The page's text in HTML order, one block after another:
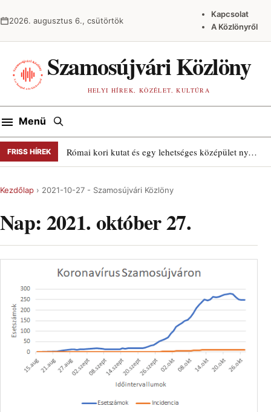
2026. augusztus 6., csütörtök
Kapcsolat
A Közlönyről
Szamosújvári Közlöny
HELYI HÍREK, KÖZÉLET, KULTÚRA
Menü Keresés
FRISS HÍREK Római kori kutat és egy lehetséges középület nyomait találták Szamosújváron
Kezdőlap › 2021-10-27 - Szamosújvári Közlöny
Nap: 2021. október 27.